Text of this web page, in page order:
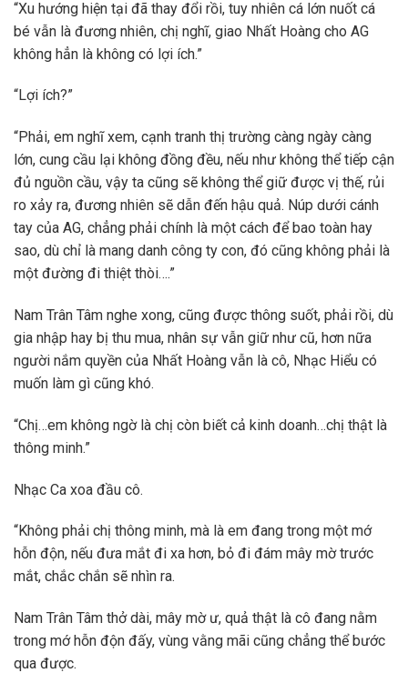
“Xu hướng hiện tại đã thay đổi rồi, tuy nhiên cá lớn nuốt cá
bé vẫn là đương nhiên, chị nghĩ, giao Nhất Hoàng cho AG
không hẳn là không có lợi ích.”
“Lợi ích?”
“Phải, em nghĩ xem, cạnh tranh thị trường càng ngày càng
lớn, cung cầu lại không đồng đều, nếu như không thể tiếp cận
đủ nguồn cầu, vậy ta cũng sẽ không thể giữ được vị thế, rủi
ro xảy ra, đương nhiên sẽ dẫn đến hậu quả. Núp dưới cánh
tay của AG, chẳng phải chính là một cách để bao toàn hay
sao, dù chỉ là mang danh công ty con, đó cũng không phải là
một đường đi thiệt thòi….”
Nam Trân Tâm nghe xong, cũng được thông suốt, phải rồi, dù
gia nhập hay bị thu mua, nhân sự vẫn giữ như cũ, hơn nữa
người nắm quyền của Nhất Hoàng vẫn là cô, Nhạc Hiểu có
muốn làm gì cũng khó.
“Chị…em không ngờ là chị còn biết cả kinh doanh…chị thật là
thông minh.”
Nhạc Ca xoa đầu cô.
“Không phải chị thông minh, mà là em đang trong một mớ
hỗn độn, nếu đưa mắt đi xa hơn, bỏ đi đám mây mờ trước
mắt, chắc chắn sẽ nhìn ra.
Nam Trân Tâm thở dài, mây mờ ư, quả thật là cô đang nằm
trong mớ hỗn độn đấy, vùng vằng mãi cũng chẳng thể bước
qua được.